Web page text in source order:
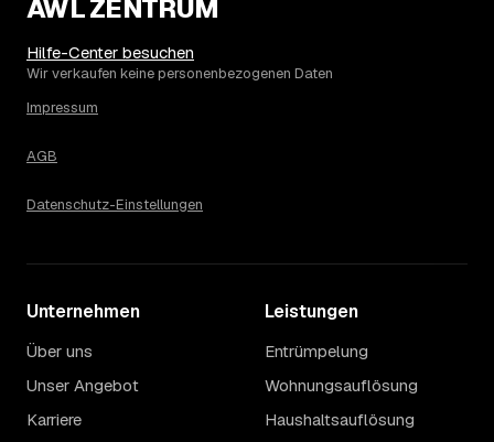
AWL ZENTRUM
Hilfe-Center besuchen
Wir verkaufen keine personenbezogenen Daten
Impressum
AGB
Datenschutz-Einstellungen
Unternehmen
Über uns
Unser Angebot
Karriere
Leistungen
Entrümpelung
Wohnungsauflösung
Haushaltsauflösung